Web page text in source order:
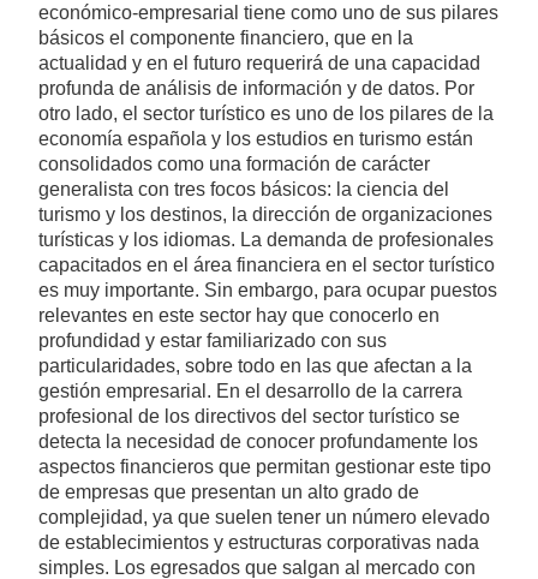
económico-empresarial tiene como uno de sus pilares
básicos el componente financiero, que en la
actualidad y en el futuro requerirá de una capacidad
profunda de análisis de información y de datos. Por
otro lado, el sector turístico es uno de los pilares de la
economía española y los estudios en turismo están
consolidados como una formación de carácter
generalista con tres focos básicos: la ciencia del
turismo y los destinos, la dirección de organizaciones
turísticas y los idiomas. La demanda de profesionales
capacitados en el área financiera en el sector turístico
es muy importante. Sin embargo, para ocupar puestos
relevantes en este sector hay que conocerlo en
profundidad y estar familiarizado con sus
particularidades, sobre todo en las que afectan a la
gestión empresarial. En el desarrollo de la carrera
profesional de los directivos del sector turístico se
detecta la necesidad de conocer profundamente los
aspectos financieros que permitan gestionar este tipo
de empresas que presentan un alto grado de
complejidad, ya que suelen tener un número elevado
de establecimientos y estructuras corporativas nada
simples. Los egresados que salgan al mercado con